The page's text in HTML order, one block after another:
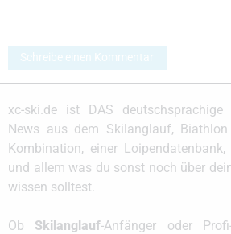
Schreibe einen Kommentar
xc-ski.de ist DAS
News aus dem Skilanglauf,
Kombination, einer Loipendatenbank,
und allem was du sonst noch über
wissen solltest.
Ob Skilanglauf-Anfänger oder